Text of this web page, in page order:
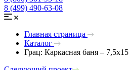
8 (499) 490-63-08
Главная страница
Каталог
Грац: Каркасная баня – 7,5х15